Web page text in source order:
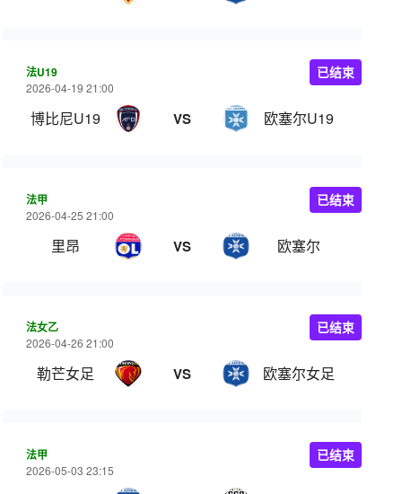
法U19
2026-04-19 21:00
博比尼U19 VS 欧塞尔U19
已结束
法甲
2026-04-25 21:00
里昂 VS 欧塞尔
已结束
法女乙
2026-04-26 21:00
勒芒女足 VS 欧塞尔女足
已结束
法甲
2026-05-03 23:15
已结束